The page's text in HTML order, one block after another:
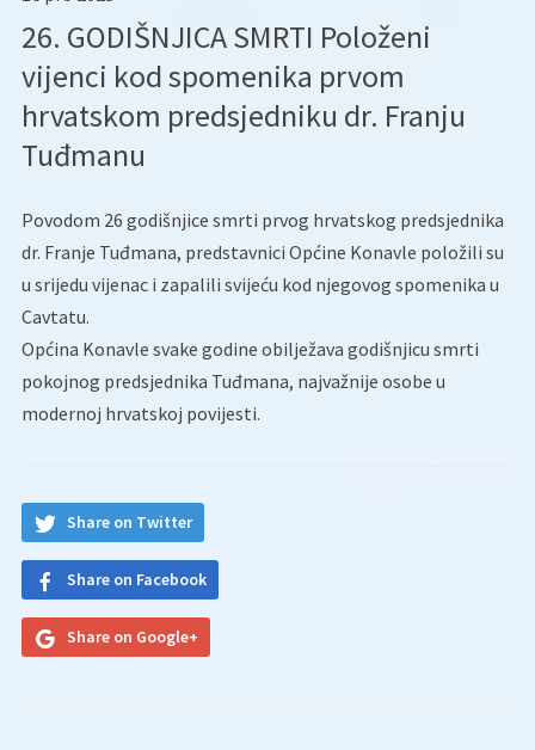
26. GODIŠNJICA SMRTI Položeni
vijenci kod spomenika prvom
hrvatskom predsjedniku dr. Franju
Tuđmanu
Povodom 26 godišnjice smrti prvog hrvatskog predsjednika
dr. Franje Tuđmana, predstavnici Općine Konavle položili su
u srijedu vijenac i zapalili svijeću kod njegovog spomenika u
Cavtatu.
Općina Konavle svake godine obilježava godišnjicu smrti
pokojnog predsjednika Tuđmana, najvažnije osobe u
modernoj hrvatskoj povijesti.
Share on Twitter
Share on Facebook
Share on Google+